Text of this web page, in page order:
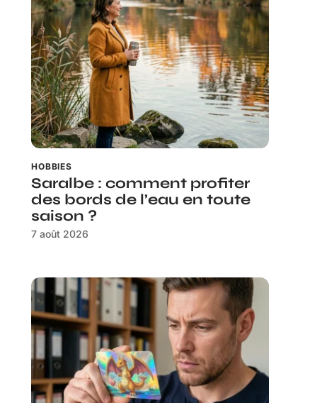
HOBBIES
Saralbe : comment profiter
des bords de l’eau en toute
saison ?
7 août 2026